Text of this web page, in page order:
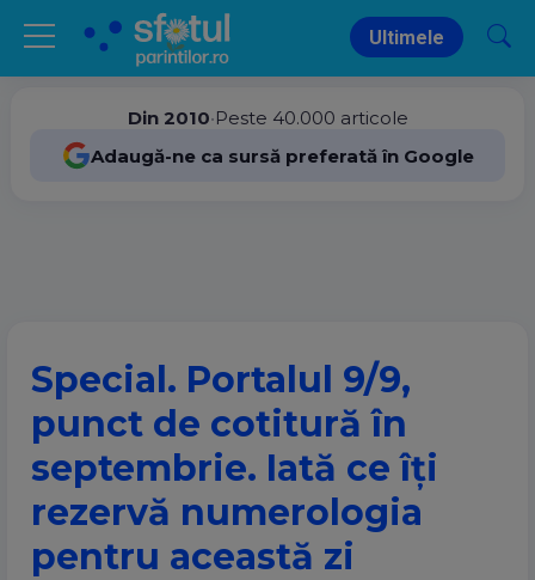
Ultimele
Din 2010•Peste 40.000 articole
Adaugă-ne ca sursă preferată în Google
Special. Portalul 9/9,
punct de cotitură în
septembrie. Iată ce îți
rezervă numerologia
pentru această zi